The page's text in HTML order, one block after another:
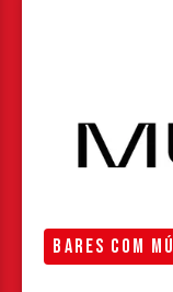
BARES COM